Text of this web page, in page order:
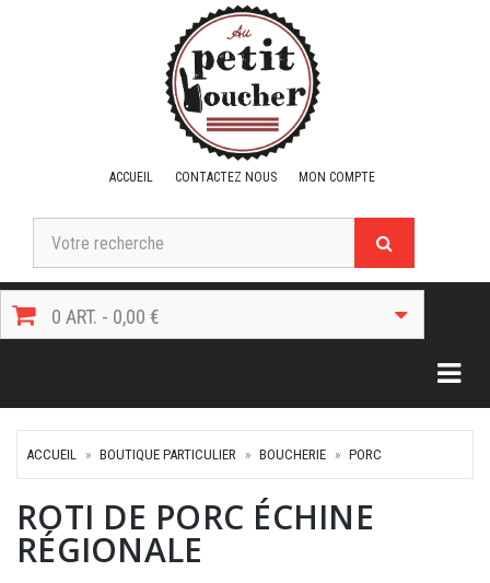
ACCUEIL CONTACTEZ NOUS MON COMPTE
0 ART. - 0,00 €
ACCUEIL BOUTIQUE PARTICULIER BOUCHERIE PORC
ROTI DE PORC ÉCHINE
RÉGIONALE